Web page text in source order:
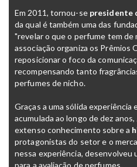
Em 2011, tornou-se presidente
da qual é também uma das
"revelar o que o perfume tem de
associação organiza os Prêmios
reposicionar o foco da
recompensando tanto
perfumes de nicho.
Graças a uma sólida experiência
acumulada ao longo de dez
extenso conhecimento sobre a
protagonistas do setor e o
nessa experiência, desenvolveu
para a avaliação de perfumes.